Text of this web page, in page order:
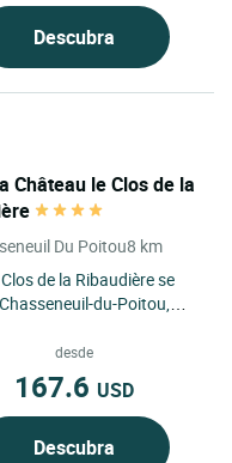
Descubra
Château le Clos de la
Du Poitou8 km
de la Ribaudière se
du-Poitou,
que...
desde
167.6 USD
Descubra